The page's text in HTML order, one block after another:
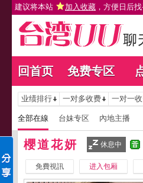
建议将本站 加入收藏 ，方便日后
回首页 免费专区
业绩排行 一对多收费 一对一
全部在線 台妹专区 內地主播
櫻道花妍 休息中
免費視訊 进入包厢